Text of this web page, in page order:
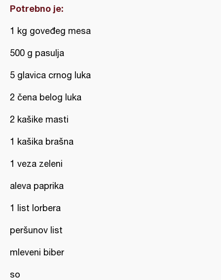
Potrebno je:
1 kg goveđeg mesa
500 g pasulja
5 glavica crnog luka
2 čena belog luka
2 kašike masti
1 kašika brašna
1 veza zeleni
aleva paprika
1 list lorbera
peršunov list
mleveni biber
so